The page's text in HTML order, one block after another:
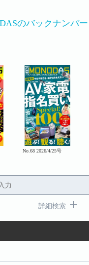
のバックナンバー
No.68 2026/4/25号
詳細検索